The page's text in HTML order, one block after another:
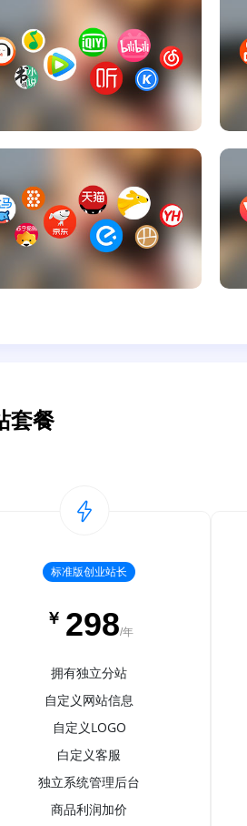
套餐
标准版创业站长
￥ 298/年
拥有独立分站
自定义网站信息
自定义LOGO
白定义客服
独立系统管理后台
商品利润加价